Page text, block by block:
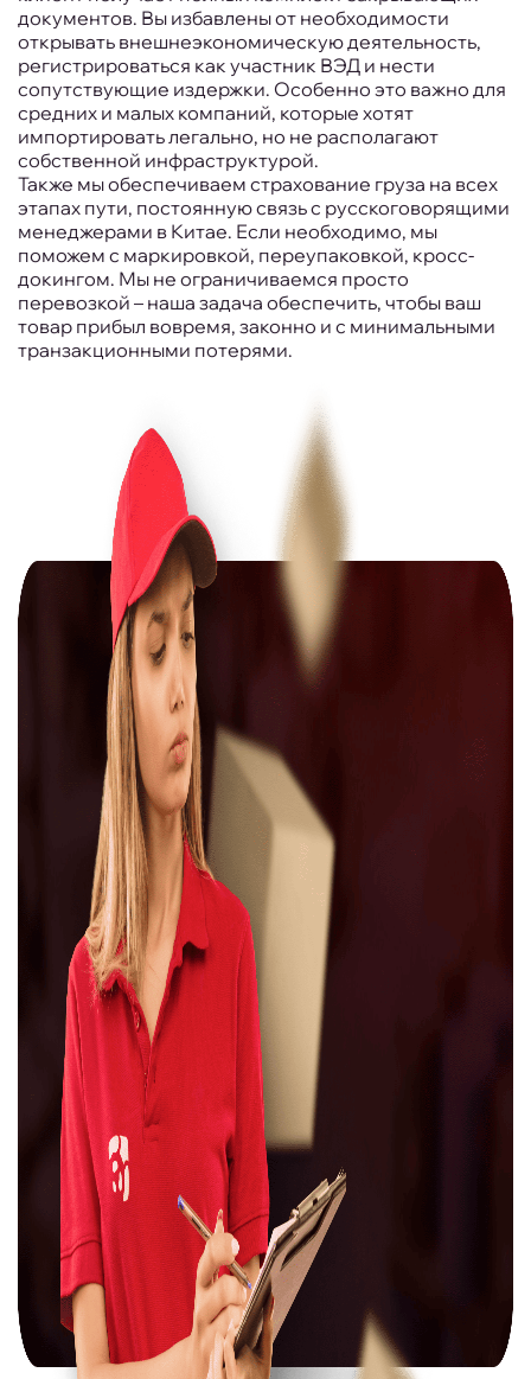
документов. Вы избавлены от необходимости
открывать внешнеэкономическую деятельность,
регистрироваться как участник ВЭД и нести
сопутствующие издержки. Особенно это важно для
средних и малых компаний, которые хотят
импортировать легально, но не располагают
собственной инфраструктурой.
Также мы обеспечиваем страхование груза на всех
этапах пути, постоянную связь с русскоговорящими
менеджерами в Китае. Если необходимо, мы
поможем с маркировкой, переупаковкой, кросс-
докингом. Мы не ограничиваемся просто
перевозкой – наша задача обеспечить, чтобы ваш
товар прибыл вовремя, законно и с минимальными
транзакционными потерями.